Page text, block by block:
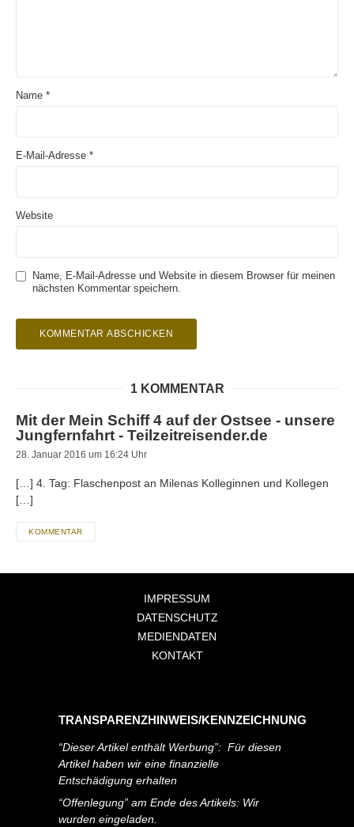
Name *
E-Mail-Adresse *
Website
Name, E-Mail-Adresse und Website in diesem Browser für meinen
nächsten Kommentar speichern.
1 KOMMENTAR
Mit der Mein Schiff 4 auf der Ostsee - unsere
Jungfernfahrt - Teilzeitreisender.de
28. Januar 2016 um 16:24 Uhr
[…] 4. Tag: Flaschenpost an Milenas Kolleginnen und Kollegen
[…]
KOMMENTAR
IMPRESSUM
DATENSCHUTZ
MEDIENDATEN
KONTAKT
TRANSPARENZHINWEIS/KENNZEICHNUNG
“Dieser Artikel enthält Werbung”: Für diesen
Artikel haben wir eine finanzielle
Entschädigung erhalten
“Offenlegung” am Ende des Artikels: Wir
wurden eingeladen.